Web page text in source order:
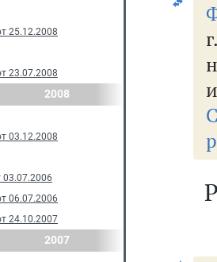
25.12.2008
23.07.2008
2008
03.12.2008
03.07.2006
06.07.2006
24.10.2007
2007